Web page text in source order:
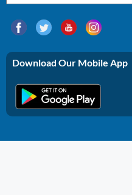
Download Our Mobile App